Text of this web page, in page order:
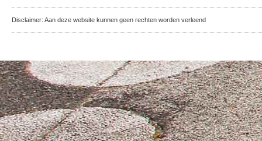
Disclaimer: Aan deze website kunnen geen rechten worden verleend